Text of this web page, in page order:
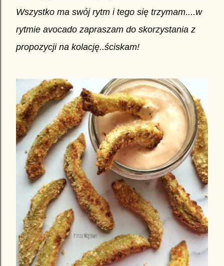
Wszystko ma swój rytm i tego się trzymam....w
rytmie avocado zapraszam do skorzystania z
propozycji na kolację..ściskam!